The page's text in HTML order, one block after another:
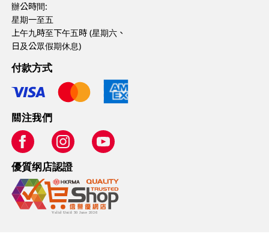
辦公時間:
星期一至五
上午九時至下午五時 (星期六、
日及公眾假期休息)
付款方式
關注我們
優質纲店認證